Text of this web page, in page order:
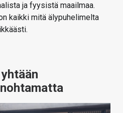
ja fyysistä maailmaa.
kaikki mitä älypuhelimelta